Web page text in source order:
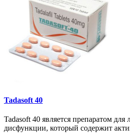
Tadasoft 40
Tadasoft 40 является препаратом для
дисфункции, который содержит